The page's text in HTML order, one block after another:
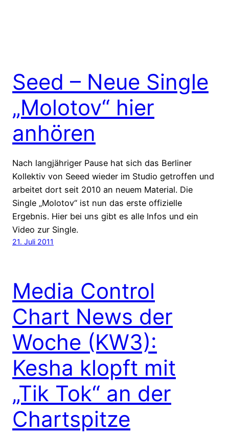
Seed – Neue Single
„Molotov“ hier
anhören
Nach langjähriger Pause hat sich das Berliner
Kollektiv von Seeed wieder im Studio getroffen und
arbeitet dort seit 2010 an neuem Material. Die
Single „Molotov“ ist nun das erste offizielle
Ergebnis. Hier bei uns gibt es alle Infos und ein
Video zur Single.
21. Juli 2011
Media Control
Chart News der
Woche (KW3):
Kesha klopft mit
„Tik Tok“ an der
Chartspitze